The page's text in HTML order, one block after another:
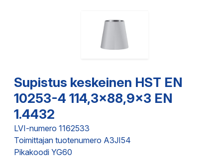
Supistus keskeinen HST EN
10253-4 114,3x88,9x3 EN
1.4432
LVI-numero 1162533
Toimittajan tuotenumero A3JI54
Pikakoodi YG60